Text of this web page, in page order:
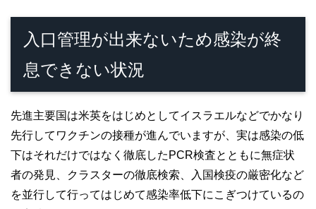
入口管理が出来ないため感染が終
息できない状況
先進主要国は米英をはじめとしてイスラエルなどでかなり
先行してワクチンの接種が進んでいますが、実は感染の低
下はそれだけではなく徹底したPCR検査とともに無症状
者の発見、クラスターの徹底検索、入国検疫の厳密化など
を並行して行ってはじめて感染率低下にこぎつけているの